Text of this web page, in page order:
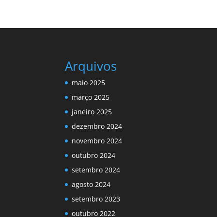
Arquivos
maio 2025
março 2025
janeiro 2025
dezembro 2024
novembro 2024
outubro 2024
setembro 2024
agosto 2024
setembro 2023
outubro 2022